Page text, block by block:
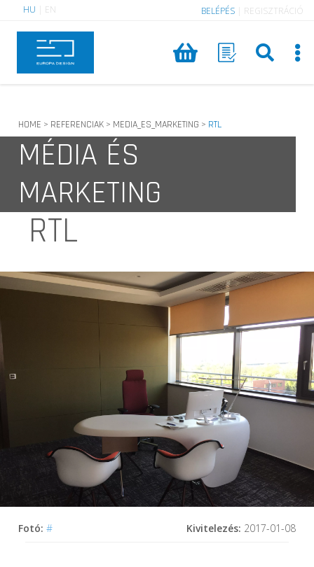
HU EN BELÉPÉS REGISZTRÁCIÓ
HOME > REFERENCIAK > MEDIA_ES_MARKETING > RTL
MÉDIA ÉS
MARKETING
RTL
Fotó:# Kivitelezés: 2017-01-08